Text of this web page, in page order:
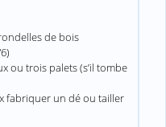
de bois
ou trois palets (s’il tombe
fabriquer un dé ou tailler